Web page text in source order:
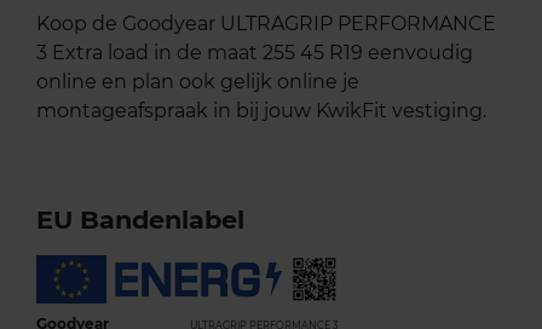
Koop de Goodyear ULTRAGRIP PERFORMANCE
3 Extra load in de maat 255 45 R19 eenvoudig
online en plan ook gelijk online je
montageafspraak in bij jouw KwikFit vestiging.
EU Bandenlabel
Goodyear ULTRAGRIP PERFORMANCE 3